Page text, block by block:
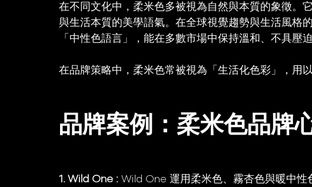
在不同文化中，柔米色多被視為自然與本質的象徵。
與生活本質的美學語氣。在全球視覺趨勢與生活風格
「中性色語言」，能在多數市場中保持溫和、不具壓
在品牌策略中，柔米色常被視為「生活化色彩」，用
品牌案例：柔米色品牌
1. Wild One : Wild One 運用柔米色、霧杏色與暖中性